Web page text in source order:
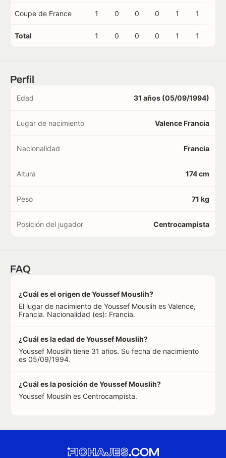
Coupe de France 1 0 0 0 1 1
Total 1 0 0 0 1 1
Perfil
Edad 31 años (05/09/1994)
Lugar de nacimiento Valence Francia
Nacionalidad Francia
Altura 174 cm
Peso 71 kg
Posición del jugador Centrocampista
FAQ
¿Cuál es el origen de Youssef Mouslih?
El lugar de nacimiento de Youssef Mouslih es Valence,
Francia. Nacionalidad (es): Francia.
¿Cuál es la edad de Youssef Mouslih?
Youssef Mouslih tiene 31 años. Su fecha de nacimiento
es 05/09/1994.
¿Cuál es la posición de Youssef Mouslih?
Youssef Mouslih es Centrocampista.